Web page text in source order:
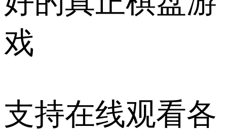
戏
支持在线观看各